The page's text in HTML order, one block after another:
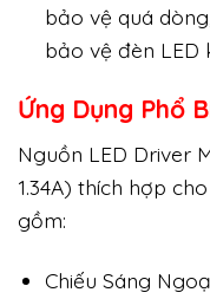
bảo vệ quá
bảo vệ đèn LED
Ứng Dụng Phổ
Nguồn LED Driver
1.34A) thích hợp
gồm:
Chiếu Sáng